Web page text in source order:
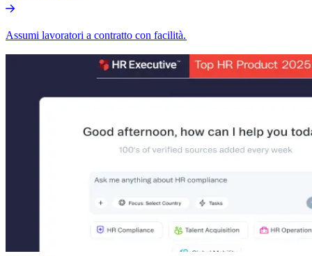
Assumi lavoratori a contratto con facilità.​​